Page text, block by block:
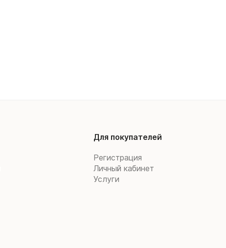
Для покупателей
Регистрация
Личный кабинет
Услуги